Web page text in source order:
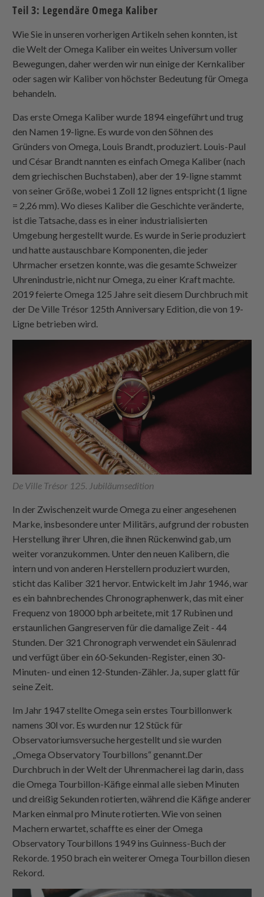
Teil 3: Legendäre Omega Kaliber
Wie Sie in unseren vorherigen Artikeln sehen konnten, ist
die Welt der Omega Kaliber ein weites Universum voller
Bewegungen, daher werden wir nun einige der Kernkaliber
oder sagen wir Kaliber von höchster Bedeutung für Omega
behandeln.
Das erste Omega Kaliber wurde 1894 eingeführt und trug
den Namen 19-ligne. Es wurde von den Söhnen des
Gründers von Omega, Louis Brandt, produziert. Louis-Paul
und César Brandt nannten es einfach Omega Kaliber (nach
dem griechischen Buchstaben), aber der 19-ligne stammt
von seiner Größe, wobei 1 Zoll 12 lignes entspricht (1 ligne
= 2,26 mm). Wo dieses Kaliber die Geschichte veränderte,
ist die Tatsache, dass es in einer industrialisierten
Umgebung hergestellt wurde. Es wurde in Serie produziert
und hatte austauschbare Komponenten, die jeder
Uhrmacher ersetzen konnte, was die gesamte Schweizer
Uhrenindustrie, nicht nur Omega, zu einer Kraft machte.
2019 feierte Omega 125 Jahre seit diesem Durchbruch mit
der De Ville Trésor 125th Anniversary Edition, die von 19-
Ligne betrieben wird.
De Ville Trésor 125. Jubiläumsedition
In der Zwischenzeit wurde Omega zu einer angesehenen
Marke, insbesondere unter Militärs, aufgrund der robusten
Herstellung ihrer Uhren, die ihnen Rückenwind gab, um
weiter voranzukommen. Unter den neuen Kalibern, die
intern und von anderen Herstellern produziert wurden,
sticht das Kaliber 321 hervor. Entwickelt im Jahr 1946, war
es ein bahnbrechendes Chronographenwerk, das mit einer
Frequenz von 18000 bph arbeitete, mit 17 Rubinen und
erstaunlichen Gangreserven für die damalige Zeit - 44
Stunden. Der 321 Chronograph verwendet ein Säulenrad
und verfügt über ein 60-Sekunden-Register, einen 30-
Minuten- und einen 12-Stunden-Zähler. Ja, super glatt für
seine Zeit.
Im Jahr 1947 stellte Omega sein erstes Tourbillonwerk
namens 30l vor. Es wurden nur 12 Stück für
Observatoriumsversuche hergestellt und sie wurden
„Omega Observatory Tourbillons“ genannt.Der
Durchbruch in der Welt der Uhrenmacherei lag darin, dass
die Omega Tourbillon-Käfige einmal alle sieben Minuten
und dreißig Sekunden rotierten, während die Käfige anderer
Marken einmal pro Minute rotierten. Wie von seinen
Machern erwartet, schaffte es einer der Omega
Observatory Tourbillons 1949 ins Guinness-Buch der
Rekorde. 1950 brach ein weiterer Omega Tourbillon diesen
Rekord.